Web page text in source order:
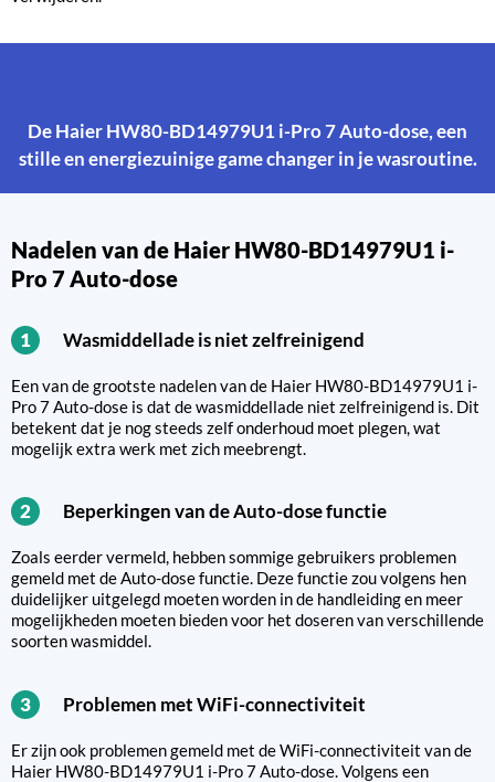
De Haier HW80-BD14979U1 i-Pro 7 Auto-dose, een
stille en energiezuinige game changer in je wasroutine.
Nadelen van de Haier HW80-BD14979U1 i-
Pro 7 Auto-dose
1 Wasmiddellade is niet zelfreinigend
Een van de grootste nadelen van de Haier HW80-BD14979U1 i-
Pro 7 Auto-dose is dat de wasmiddellade niet zelfreinigend is. Dit
betekent dat je nog steeds zelf onderhoud moet plegen, wat
mogelijk extra werk met zich meebrengt.
2 Beperkingen van de Auto-dose functie
Zoals eerder vermeld, hebben sommige gebruikers problemen
gemeld met de Auto-dose functie. Deze functie zou volgens hen
duidelijker uitgelegd moeten worden in de handleiding en meer
mogelijkheden moeten bieden voor het doseren van verschillende
soorten wasmiddel.
3 Problemen met WiFi-connectiviteit
Er zijn ook problemen gemeld met de WiFi-connectiviteit van de
Haier HW80-BD14979U1 i-Pro 7 Auto-dose. Volgens een